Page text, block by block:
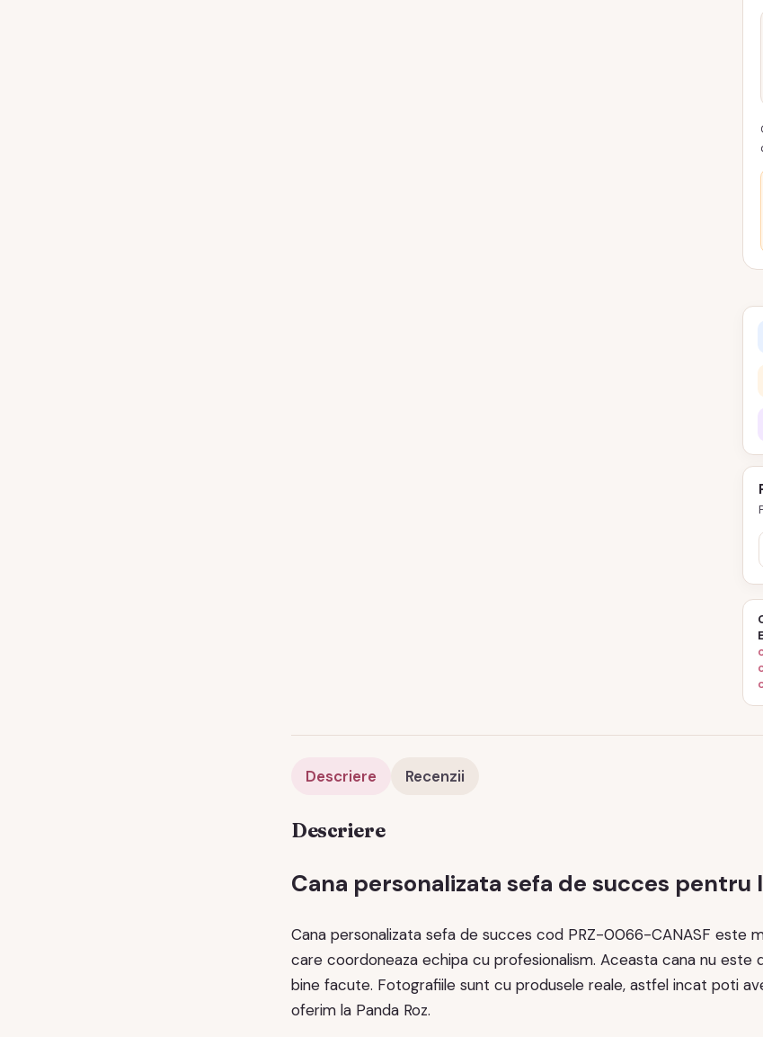
Descriere Recenzii
Descriere
Cana personalizata sefa de succes pentru
Cana personalizata sefa de succes cod PRZ-0066-CANASF este
care coordoneaza echipa cu profesionalism. Aceasta cana nu este
bine facute. Fotografiile sunt cu produsele reale, astfel incat poti
oferim la Panda Roz.